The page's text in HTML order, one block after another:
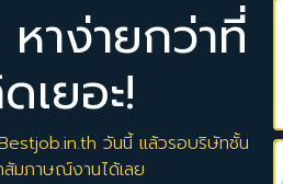
าง่ายกว่าที่
เยอะ!
วันนี้ แล้วรอบริษัทชั้น
สัมภาษณ์งานได้เลย